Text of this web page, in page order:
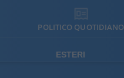
POLITICO QUOTIDIANO
ESTERI